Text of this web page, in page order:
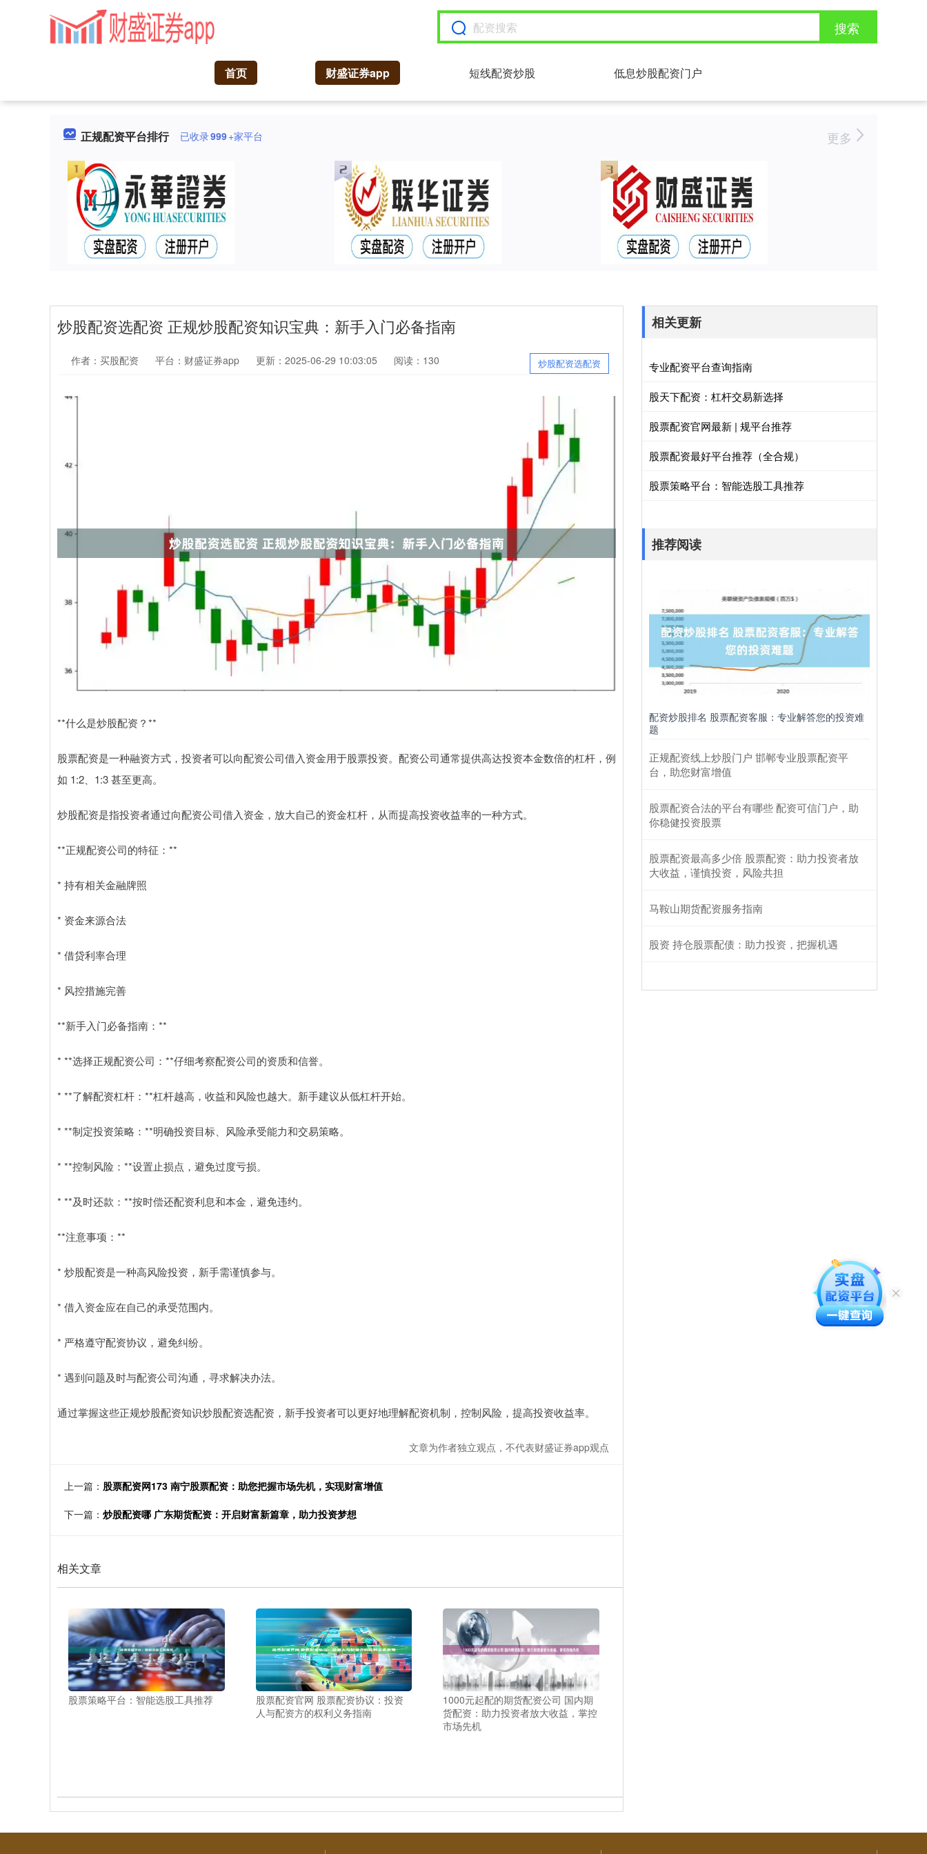
搜索
首页 财盛证券app 短线配资炒股 低息炒股配资门户
正规配资平台排行 已收录999+家平台 更多
炒股配资选配资 正规炒股配资知识宝典：新手入门必备指南
炒股配资选配资
作者：买股配资 平台：财盛证券app 更新：2025-06-29 10:03:05 阅读：130
**什么是炒股配资？**
股票配资是一种融资方式，投资者可以向配资公司借入资金用于股票投资。配资公司通常提供高达投资本金数倍的杠杆，例
如 1:2、1:3 甚至更高。
炒股配资是指投资者通过向配资公司借入资金，放大自己的资金杠杆，从而提高投资收益率的一种方式。
**正规配资公司的特征：**
* 持有相关金融牌照
* 资金来源合法
* 借贷利率合理
* 风控措施完善
**新手入门必备指南：**
* **选择正规配资公司：**仔细考察配资公司的资质和信誉。
* **了解配资杠杆：**杠杆越高，收益和风险也越大。新手建议从低杠杆开始。
* **制定投资策略：**明确投资目标、风险承受能力和交易策略。
* **控制风险：**设置止损点，避免过度亏损。
* **及时还款：**按时偿还配资利息和本金，避免违约。
**注意事项：**
* 炒股配资是一种高风险投资，新手需谨慎参与。
* 借入资金应在自己的承受范围内。
* 严格遵守配资协议，避免纠纷。
* 遇到问题及时与配资公司沟通，寻求解决办法。
通过掌握这些正规炒股配资知识炒股配资选配资，新手投资者可以更好地理解配资机制，控制风险，提高投资收益率。
文章为作者独立观点，不代表财盛证券app观点
上一篇： 股票配资网173 南宁股票配资：助您把握市场先机，实现财富增值
下一篇： 炒股配资哪 广东期货配资：开启财富新篇章，助力投资梦想
相关文章
股票策略平台：智能选股工具推荐
股票配资官网 股票配资协议：投资
人与配资方的权利义务指南
1000元起配的期货配资公司 国内期
货配资：助力投资者放大收益，掌控
市场先机
相关更新
专业配资平台查询指南
股天下配资：杠杆交易新选择
股票配资官网最新 | 规平台推荐
股票配资最好平台推荐（全合规）
股票策略平台：智能选股工具推荐
推荐阅读
配资炒股排名 股票配资客服：专业解答您的投资难
题
正规配资线上炒股门户 邯郸专业股票配资平
台，助您财富增值
股票配资合法的平台有哪些 配资可信门户，助
你稳健投资股票
股票配资最高多少倍 股票配资：助力投资者放
大收益，谨慎投资，风险共担
马鞍山期货配资服务指南
股资 持仓股票配债：助力投资，把握机遇